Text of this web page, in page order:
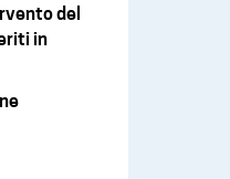
del
in